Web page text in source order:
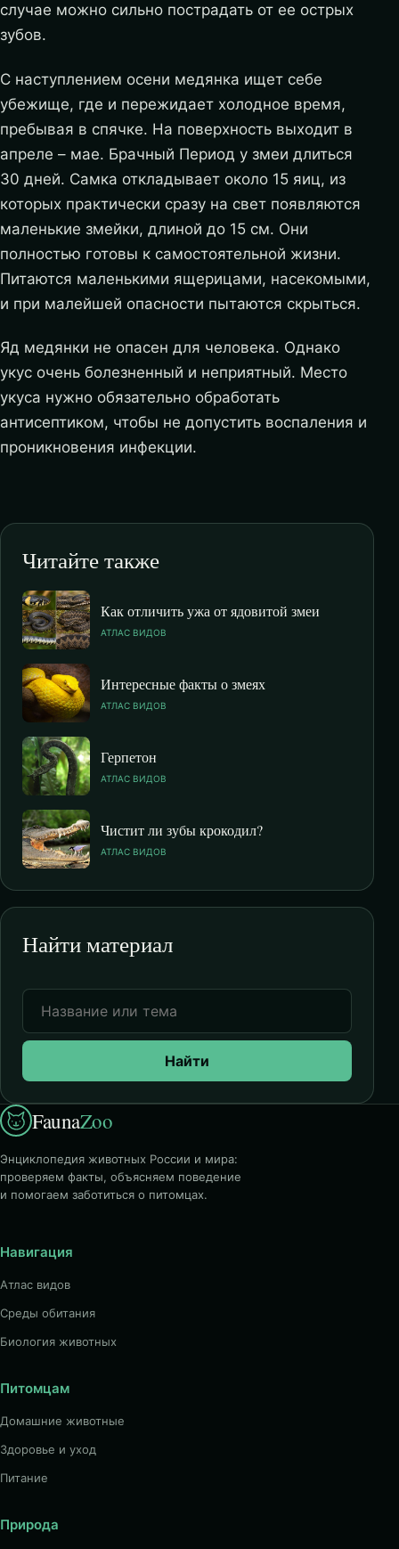
случае можно сильно пострадать от ее острых
зубов.
С наступлением осени медянка ищет себе
убежище, где и пережидает холодное время,
пребывая в спячке. На поверхность выходит в
апреле – мае. Брачный Период у змеи длиться
30 дней. Самка откладывает около 15 яиц, из
которых практически сразу на свет появляются
маленькие змейки, длиной до 15 см. Они
полностью готовы к самостоятельной жизни.
Питаются маленькими ящерицами, насекомыми,
и при малейшей опасности пытаются скрыться.
Яд медянки не опасен для человека. Однако
укус очень болезненный и неприятный. Место
укуса нужно обязательно обработать
антисептиком, чтобы не допустить воспаления и
проникновения инфекции.
Читайте также
Как отличить ужа от ядовитой змеи
АТЛАС ВИДОВ
Интересные факты о змеях
АТЛАС ВИДОВ
Герпетон
АТЛАС ВИДОВ
Чистит ли зубы крокодил?
АТЛАС ВИДОВ
Найти материал
Найти
FaunaZoo
Энциклопедия животных России и мира:
проверяем факты, объясняем поведение
и помогаем заботиться о питомцах.
Навигация
Атлас видов
Среды обитания
Биология животных
Питомцам
Домашние животные
Здоровье и уход
Питание
Природа